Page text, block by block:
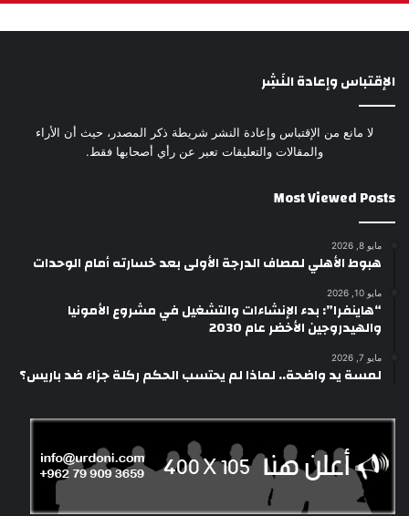
الإقتباس وإعادة النَشِر
لا مانع من الإقتباس وإعادة النشر شريطة ذكر المصدر، حيث أن الأراء
والمقالات والتعليقات تعبر عن رأي أصحابها فقط.
Most Viewed Posts
مايو 8, 2026
هبوط الأهلي لمصاف الدرجة الأولى بعد خسارته أمام الوحدات
مايو 10, 2026
“هاينفرا”: بدء الإنشاءات والتشغيل في مشروع الأمونيا
والهيدروجين الأخضر عام 2030
مايو 7, 2026
لمسة يد واضحة.. لماذا لم يحتسب الحكم ركلة جزاء ضد باريس؟